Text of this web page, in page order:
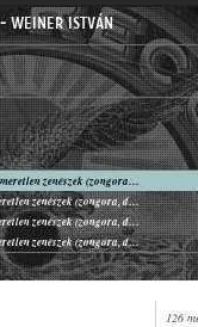
WEINER ISTVÁN
Steinhardt Géza, ismeretlen zenészek (zongora, duda)
Göndör Aurél, ismeretlen zenészek (zongora, duda)
Göndör Aurél, ismeretlen zenészek (zongora, duda)
Göndör Aurél, ismeretlen zenészek (zongora, duda)
126